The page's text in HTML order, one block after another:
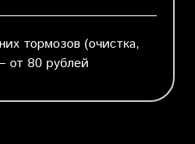
тормозов (очистка,
от 80 рублей